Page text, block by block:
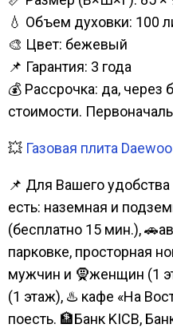
💧 Объем духовки: 100
🎨 Цвет: бежевый
📌 Гарантия: 3 года
💰 Рассрочка: да, через
стоимости.
💥 Газовая плита
📌 Для Вашего
есть: наземная и
(бесплатно 15 мин.),
парковке, просторная
мужчин и 🧕женщин (1
(1 этаж), ♨️ кафе «На
поесть. 🏦Банк KICB,